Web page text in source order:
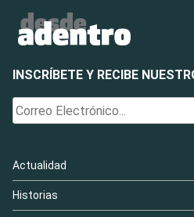
INSCRÍBETE Y RECIBE
Actualidad
Historias